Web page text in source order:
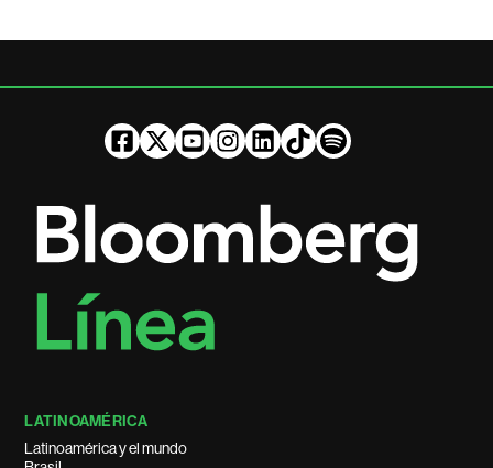
LATINOAMÉRICA
Latinoamérica y el mundo